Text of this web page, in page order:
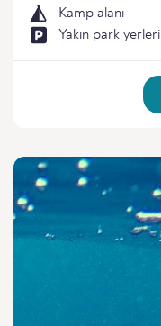
Kamp alanı
Yakın park yerleri